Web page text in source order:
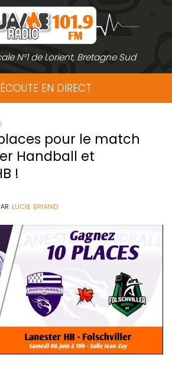
N°1 de Lorient, Bretagne Sud
EN DIRECT
pour le match
Handball et
!
LUCIE BRIAND